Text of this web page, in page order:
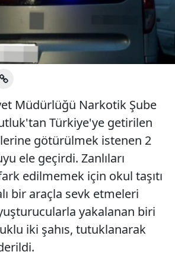
Müdürlüğü Narkotik Şube
Türkiye'ye getirilen
götürülmek istenen 2
ele geçirdi. Zanlıları
edilmemek için okul taşıtı
bir araçla sevk etmeleri
yakalanan biri
iki şahıs, tutuklanarak